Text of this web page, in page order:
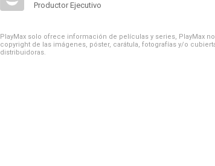
Productor Ejecutivo
PlayMax solo ofrece información de películas y series, PlayMax
copyright de las imágenes, póster, carátula, fotografías y/o
distribuidoras.